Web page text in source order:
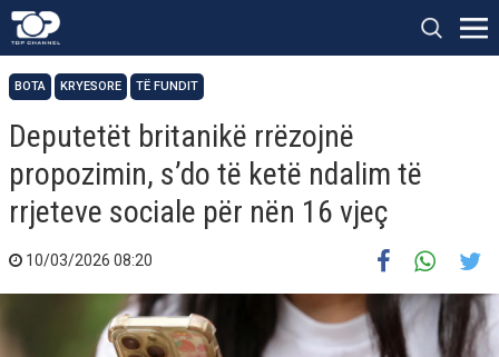
BOTA KRYESORE TË FUNDIT
Deputetët britanikë rrëzojnë
propozimin, s’do të ketë ndalim të
rrjeteve sociale për nën 16 vjeç
10/03/2026 08:20